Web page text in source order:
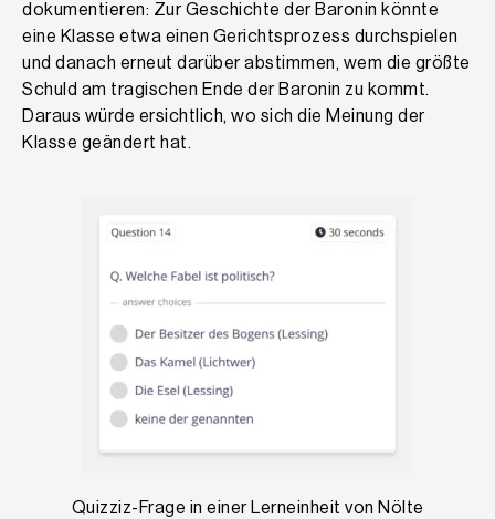
dokumentieren: Zur Geschichte der Baronin könnte
eine Klasse etwa einen Gerichtsprozess durchspielen
und danach erneut darüber abstimmen, wem die größte
Schuld am tragischen Ende der Baronin zu kommt.
Daraus würde ersichtlich, wo sich die Meinung der
Klasse geändert hat.
Quizziz-Frage in einer Lerneinheit von Nölte